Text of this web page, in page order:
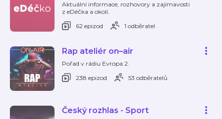
Aktuální informace, rozhovory a zajímavosti
z eDéčka a okolí.
62 epizod
1 odběratel
Rap ateliér on–air
Pořad v rádiu Evropa 2.
238 epizod
53 odběratelů
Český rozhlas - Sport